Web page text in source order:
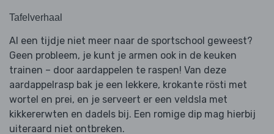
Tafelverhaal
Al een tijdje niet meer naar de sportschool geweest?
Geen probleem, je kunt je armen ook in de keuken
trainen – door aardappelen te raspen! Van deze
aardappelrasp bak je een lekkere, krokante rösti met
wortel en prei, en je serveert er een veldsla met
kikkererwten en dadels bij. Een romige dip mag hierbij
uiteraard niet ontbreken.